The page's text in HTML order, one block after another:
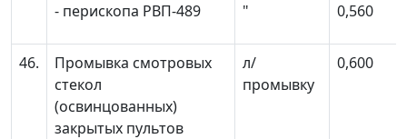
- перископа РВП-489 " 0,560
46.
Промывка смотровых
стекол
(освинцованных)
закрытых пультов
л/
промывку
0,600